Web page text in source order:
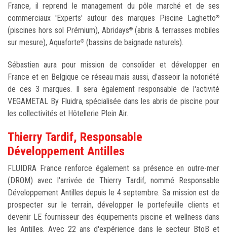
France, il reprend le management du pôle marché et de ses
commerciaux 'Experts' autour des marques Piscine Laghetto®
(piscines hors sol Prémium), Abridays®(abris & terrasses mobiles
sur mesure), Aquaforte® (bassins de baignade naturels).
Sébastien aura pour mission de consolider et développer en
France et en Belgique ce réseau mais aussi, d'asseoir la notoriété
de ces 3 marques. Il sera également responsable de l'activité
VEGAMETAL By Fluidra, spécialisée dans les abris de piscine pour
les collectivités et Hôtellerie Plein Air.
Thierry Tardif, Responsable
Développement Antilles
FLUIDRA France renforce également sa présence en outre-mer
(DROM) avec l'arrivée de Thierry Tardif, nommé Responsable
Développement Antilles depuis le 4 septembre. Sa mission est de
prospecter sur le terrain, développer le portefeuille clients et
devenir LE fournisseur des équipements piscine et wellness dans
les Antilles. Avec 22 ans d'expérience dans le secteur BtoB et